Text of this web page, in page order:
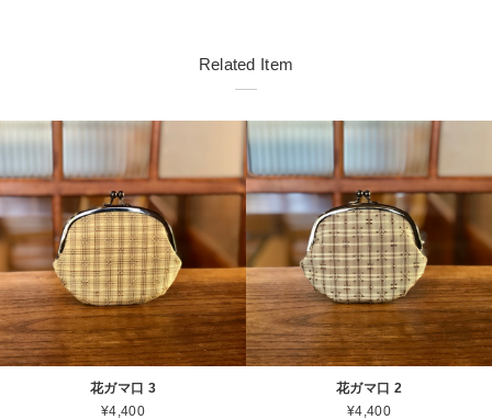
Related Item
花ガマ口 3
¥4,400
花ガマ口 2
¥4,400